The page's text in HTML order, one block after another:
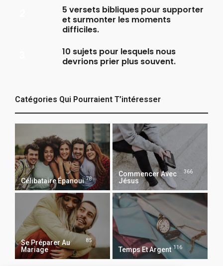
5 versets bibliques pour supporter
et surmonter les moments
difficiles.
10 sujets pour lesquels nous
devrions prier plus souvent.
Catégories Qui Pourraient T’intéresser
Célibataire Épanoui 78
Commencer Avec
Jésus
366
Se Préparer Au
Mariage
85
Temps Et Argent 116